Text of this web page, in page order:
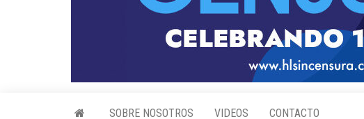
SOBRE NOSOTROS VIDEOS CONTACTO